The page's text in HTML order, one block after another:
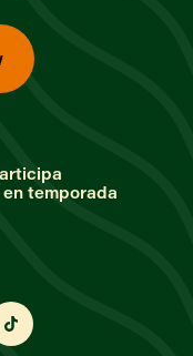
temporada